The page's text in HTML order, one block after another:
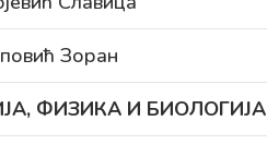
Зоран
ФИЗИКА И БИОЛОГИЈА